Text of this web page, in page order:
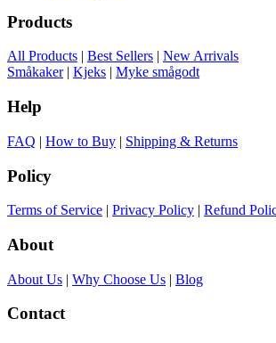
Products
All Products | Best Sellers | New Arrivals
Småkaker| Kjeks | Myke smågodt
Help
FAQ | How to Buy | Shipping & Returns
Policy
Terms of Service | Privacy Policy | Refund
About
About Us | Why Choose Us | Blog
Contact